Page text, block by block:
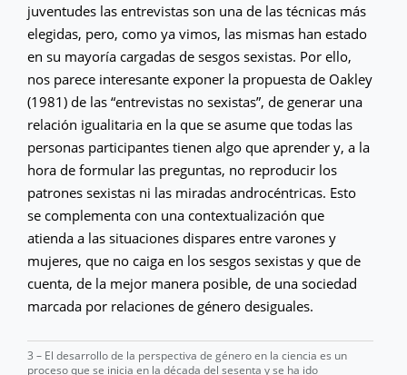
juventudes las entrevistas son una de las técnicas más
elegidas, pero, como ya vimos, las mismas han estado
en su mayoría cargadas de sesgos sexistas. Por ello,
nos parece interesante exponer la propuesta de Oakley
(1981) de las “entrevistas no sexistas”, de generar una
relación igualitaria en la que se asume que todas las
personas participantes tienen algo que aprender y, a la
hora de formular las preguntas, no reproducir los
patrones sexistas ni las miradas androcéntricas. Esto
se complementa con una contextualización que
atienda a las situaciones dispares entre varones y
mujeres, que no caiga en los sesgos sexistas y que de
cuenta, de la mejor manera posible, de una sociedad
marcada por relaciones de género desiguales.
3 – El desarrollo de la perspectiva de género en la ciencia es un
proceso que se inicia en la década del sesenta y se ha ido